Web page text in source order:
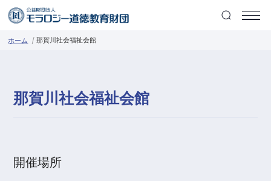
ホーム 那賀川社会福祉会館
那賀川社会福祉会館
開催場所